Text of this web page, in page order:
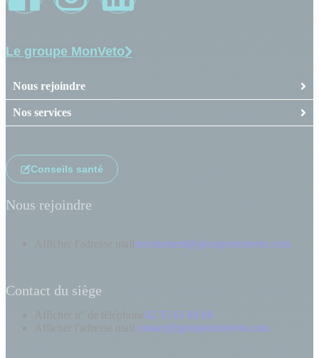
Le groupe MonVeto
Nous rejoindre
Nos services
Conseils santé
Nous rejoindre
recrutement@groupemonveto.com
Contact du siège
02 35 63 89 08
contact@groupemonveto.com